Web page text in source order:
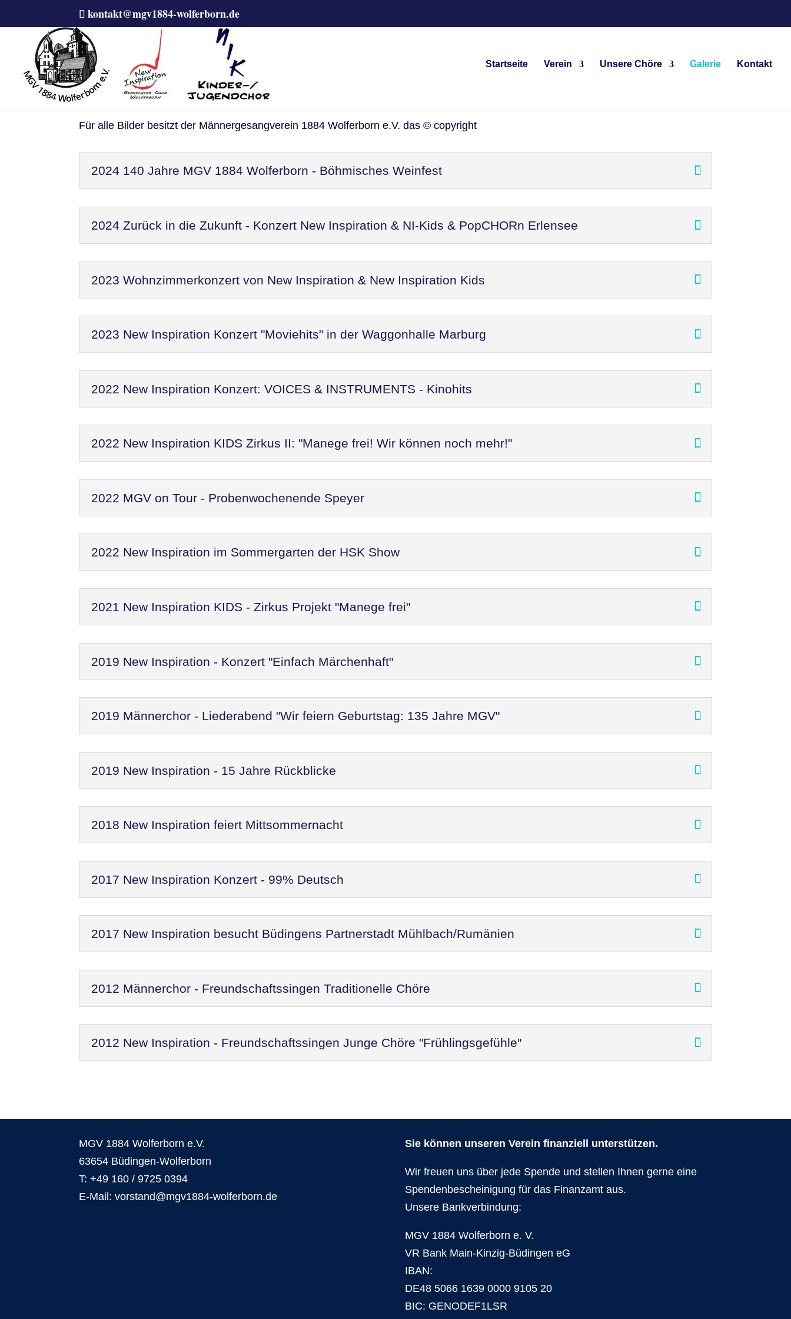
kontakt@mgv1884-wolferborn.de
Startseite Verein Unsere Chöre Galerie Kontakt
Bilder zu einzelnen Events/Veranstaltungen
Für alle Bilder besitzt der Männergesangverein 1884 Wolferborn e.V. das © copyright
2024 140 Jahre MGV 1884 Wolferborn - Böhmisches Weinfest
2024 Zurück in die Zukunft - Konzert New Inspiration & NI-Kids & PopCHORn Erlensee
2023 Wohnzimmerkonzert von New Inspiration & New Inspiration Kids
2023 New Inspiration Konzert "Moviehits" in der Waggonhalle Marburg
2022 New Inspiration Konzert: VOICES & INSTRUMENTS - Kinohits
2022 New Inspiration KIDS Zirkus II: "Manege frei! Wir können noch mehr!"
2022 MGV on Tour - Probenwochenende Speyer
2022 New Inspiration im Sommergarten der HSK Show
2021 New Inspiration KIDS - Zirkus Projekt "Manege frei"
2019 New Inspiration - Konzert "Einfach Märchenhaft"
2019 Männerchor - Liederabend "Wir feiern Geburtstag: 135 Jahre MGV"
2019 New Inspiration - 15 Jahre Rückblicke
2018 New Inspiration feiert Mittsommernacht
2017 New Inspiration Konzert - 99% Deutsch
2017 New Inspiration besucht Büdingens Partnerstadt Mühlbach/Rumänien
2012 Männerchor - Freundschaftssingen Traditionelle Chöre
2012 New Inspiration - Freundschaftssingen Junge Chöre "Frühlingsgefühle"
MGV 1884 Wolferborn e.V.
63654 Büdingen-Wolferborn
T: +49 160 / 9725 0394
E-Mail: vorstand@mgv1884-wolferborn.de
Sie können unseren Verein finanziell unterstützen.
Wir freuen uns über jede Spende und stellen Ihnen gerne eine
Spendenbescheinigung für das Finanzamt aus.
Unsere Bankverbindung:
MGV 1884 Wolferborn e. V.
VR Bank Main-Kinzig-Büdingen eG
IBAN:
DE48 5066 1639 0000 9105 20
BIC: GENODEF1LSR